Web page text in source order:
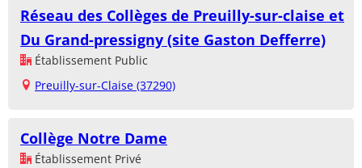
Réseau des Collèges de Preuilly-sur-claise et
Du Grand-pressigny (site Gaston Defferre)
Établissement Public
Preuilly-sur-Claise (37290)
Collège Notre Dame
Établissement Privé